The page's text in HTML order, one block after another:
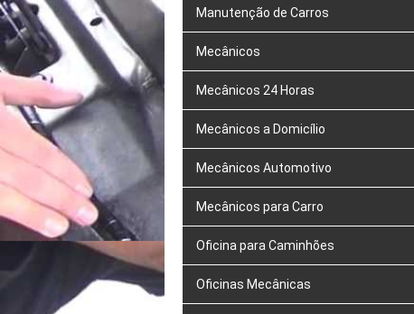
Manutenção de Carros
Mecânicos
Mecânicos 24 Horas
Mecânicos a Domicílio
Mecânicos Automotivo
Mecânicos para Carro
Oficina para Caminhões
Oficinas Mecânicas